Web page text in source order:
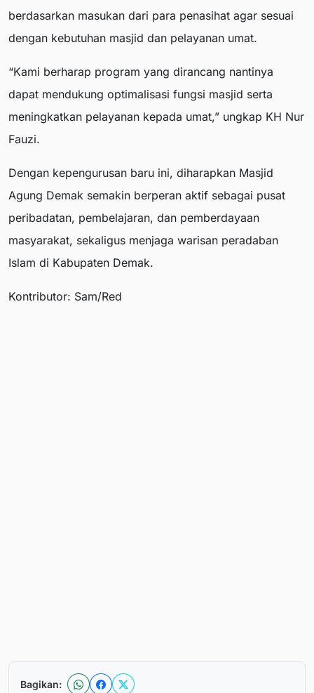
berdasarkan masukan dari para penasihat agar sesuai
dengan kebutuhan masjid dan pelayanan umat.
“Kami berharap program yang dirancang nantinya
dapat mendukung optimalisasi fungsi masjid serta
meningkatkan pelayanan kepada umat,” ungkap KH Nur
Fauzi.
Dengan kepengurusan baru ini, diharapkan Masjid
Agung Demak semakin berperan aktif sebagai pusat
peribadatan, pembelajaran, dan pemberdayaan
masyarakat, sekaligus menjaga warisan peradaban
Islam di Kabupaten Demak.
Kontributor: Sam/Red
Bagikan: